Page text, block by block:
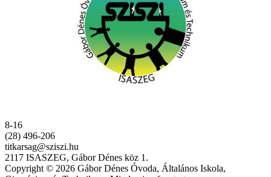
8-16
(28) 496-206
titkarsag@sziszi.hu
2117 ISASZEG, Gábor Dénes köz 1.
Copyright © 2026 Gábor Dénes Óvoda, Általános Iskola,